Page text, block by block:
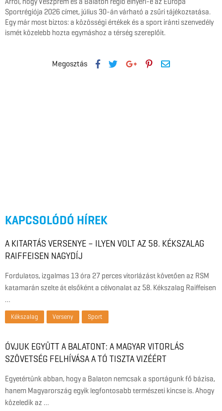
Sportrégiója 2026 címet, július 30-án várható a zsűri tájékoztatása.
Egy már most biztos: a közösségi értékek és a sport iránti szenvedély
ismét közelebb hozta egymáshoz a térség szereplőit.
Megosztás
KAPCSOLÓDÓ HÍREK
A KITARTÁS VERSENYE – ILYEN VOLT AZ 58. KÉKSZALAG
RAIFFEISEN NAGYDÍJ
Fordulatos, izgalmas 13 óra 27 perces vitorlázást követően az RSM
katamarán szelte át elsőként a célvonalat az 58. Kékszalag Raiffeisen
…
Kékszalag Verseny Sport
ÓVJUK EGYÜTT A BALATONT: A MAGYAR VITORLÁS
SZÖVETSÉG FELHÍVÁSA A TÓ TISZTA VIZÉÉRT
Egyetértünk abban, hogy a Balaton nemcsak a sportágunk fő bázisa,
hanem Magyarország egyik legfontosabb természeti kincse is. Ahogy
közeledik az …